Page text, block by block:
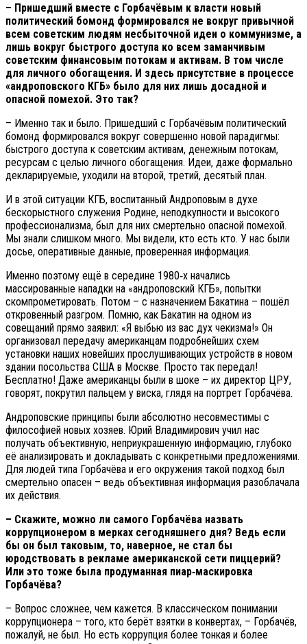
– Пришедший вместе с Горбачёвым к власти новый
политический бомонд формировался не вокруг привычной
всем советским людям несбыточной идеи о коммунизме, а
лишь вокруг быстрого доступа ко всем заманчивым
советским финансовым потокам и активам. В том числе
для личного обогащения. И здесь присутствие в процессе
«андроповского КГБ» было для них лишь досадной и
опасной помехой. Это так?
– Именно так и было. Пришедший с Горбачёвым политический
бомонд формировался вокруг совершенно новой парадигмы:
быстрого доступа к советским активам, денежным потокам,
ресурсам с целью личного обогащения. Идеи, даже формально
декларируемые, уходили на второй, третий, десятый план.
И в этой ситуации КГБ, воспитанный Андроповым в духе
бескорыстного служения Родине, неподкупности и высокого
профессионализма, был для них смертельно опасной помехой.
Мы знали слишком много. Мы видели, кто есть кто. У нас были
досье, оперативные данные, проверенная информация.
Именно поэтому ещё в середине 1980‑х начались
массированные нападки на «андроповский КГБ», попытки
скомпрометировать. Потом – с назначением Бакатина – пошёл
откровенный разгром. Помню, как Бакатин на одном из
совещаний прямо заявил: «Я выбью из вас дух чекизма!» Он
организовал передачу американцам подробнейших схем
установки наших новейших прослушивающих устройств в новом
здании посольства США в Москве. Просто так передал!
Бесплатно! Даже американцы были в шоке – их директор ЦРУ,
говорят, покрутил пальцем у виска, глядя на портрет Горбачёва.
Андроповские принципы были абсолютно несовместимы с
философией новых хозяев. Юрий Владимирович учил нас
получать объективную, неприукрашенную информацию, глубоко
её анализировать и докладывать с конкретными предложениями.
Для людей типа Горбачёва и его окружения такой подход был
смертельно опасен – ведь объективная информация разоблачала
их действия.
– Скажите, можно ли самого Горбачёва назвать
коррупционером в мерках сегодняшнего дня? Ведь если
бы он был таковым, то, наверное, не стал бы
юродствовать в рекламе американской сети пиццерий?
Или это тоже была продуманная пиар‑маскировка
Горбачёва?
– Вопрос сложнее, чем кажется. В классическом понимании
коррупционера – того, кто берёт взятки в конвертах, – Горбачёв,
пожалуй, не был. Но есть коррупция более тонкая и более